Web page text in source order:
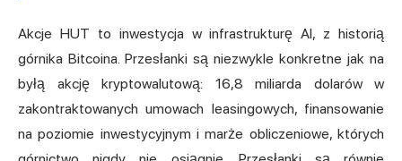
Akcje HUT to inwestycja w infrastrukturę AI, z historią
górnika Bitcoina. Przesłanki są niezwykle konkretne jak na
byłą akcję kryptowalutową: 16,8 miliarda dolarów w
zakontraktowanych umowach leasingowych, finansowanie
na poziomie inwestycyjnym i marże obliczeniowe, których